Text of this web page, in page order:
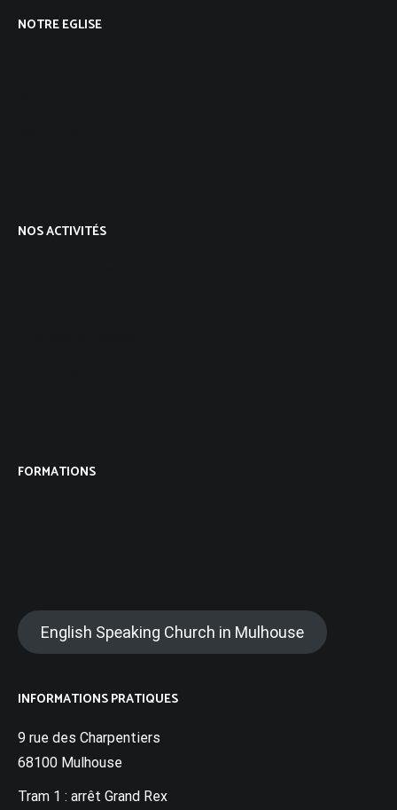
NOTRE EGLISE
NOS ACTIVITÉS
FORMATIONS
English Speaking Church in Mulhouse
INFORMATIONS PRATIQUES
9 rue des Charpentiers
68100 Mulhouse
Tram 1 : arrêt Grand Rex